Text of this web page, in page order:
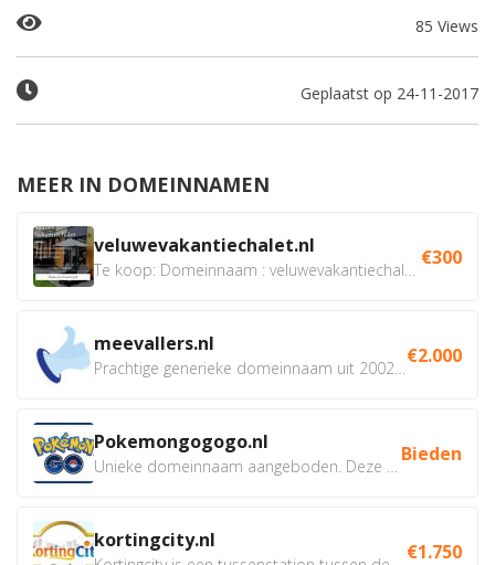
85 Views
Geplaatst op 24-11-2017
MEER IN DOMEINNAMEN
veluwevakantiechalet.nl €300
meevallers.nl €2.000
Pokemongogogo.nl Bieden
kortingcity.nl €1.750